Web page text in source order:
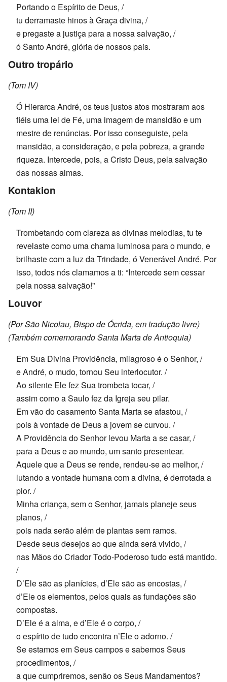
Portando o Espírito de Deus, /
tu derramaste hinos à Graça divina, /
e pregaste a justiça para a nossa salvação, /
ó Santo André, glória de nossos pais.
Outro tropário
(Tom IV)
Ó Hierarca André, os teus justos atos mostraram aos
fiéis uma lei de Fé, uma imagem de mansidão e um
mestre de renúncias. Por isso conseguiste, pela
mansidão, a consideração, e pela pobreza, a grande
riqueza. Intercede, pois, a Cristo Deus, pela salvação
das nossas almas.
Kontakion
(Tom II)
Trombetando com clareza as divinas melodias, tu te
revelaste como uma chama luminosa para o mundo, e
brilhaste com a luz da Trindade, ó Venerável André. Por
isso, todos nós clamamos a ti: “Intercede sem cessar
pela nossa salvação!”
Louvor
(Por São Nicolau, Bispo de Ócrida, em tradução livre)
(Também comemorando Santa Marta de Antioquia)
Em Sua Divina Providência, milagroso é o Senhor, /
e André, o mudo, tornou Seu interlocutor. /
Ao silente Ele fez Sua trombeta tocar, /
assim como a Saulo fez da Igreja seu pilar.
Em vão do casamento Santa Marta se afastou, /
pois à vontade de Deus a jovem se curvou. /
A Providência do Senhor levou Marta a se casar, /
para a Deus e ao mundo, um santo presentear.
Aquele que a Deus se rende, rendeu-se ao melhor, /
lutando a vontade humana com a divina, é derrotada a
pior. /
Minha criança, sem o Senhor, jamais planeje seus
planos, /
pois nada serão além de plantas sem ramos.
Desde seus desejos ao que ainda será vivido, /
nas Mãos do Criador Todo-Poderoso tudo está mantido.
/
D’Ele são as planícies, d’Ele são as encostas, /
d’Ele os elementos, pelos quais as fundações são
compostas.
D’Ele é a alma, e d’Ele é o corpo, /
o espírito de tudo encontra n’Ele o adorno. /
Se estamos em Seus campos e sabemos Seus
procedimentos, /
a que cumpriremos, senão os Seus Mandamentos?